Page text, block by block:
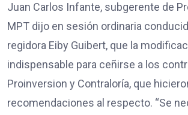
Juan Carlos Infante, subgerente de
MPT dijo en sesión ordinaria
regidora Eiby Guibert, que la
indispensable para ceñirse a los
Proinversion y Contraloría, que
recomendaciones al respecto. “Se